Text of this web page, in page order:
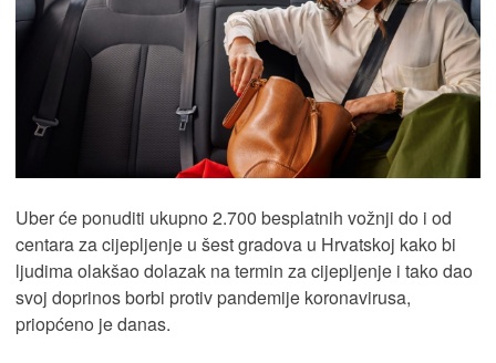
Uber će ponuditi ukupno 2.700 besplatnih vožnji do i od
centara za cijepljenje u šest gradova u Hrvatskoj kako bi
ljudima olakšao dolazak na termin za cijepljenje i tako dao
svoj doprinos borbi protiv pandemije koronavirusa,
priopćeno je danas.